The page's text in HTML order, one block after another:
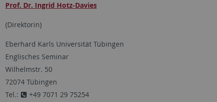
Prof. Dr. Ingrid Hotz-Davies
(Direktorin)
Eberhard Karls Universität Tübingen
Englisches Seminar
Wilhelmstr. 50
72074 Tübingen
Tel.:
+49 7071 29 75254